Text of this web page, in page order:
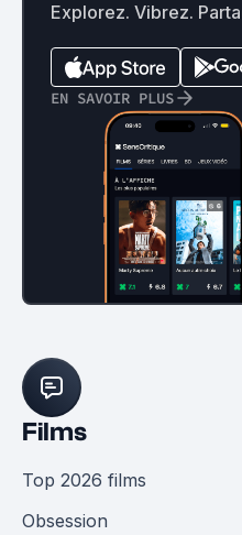
Explorez. Vibrez.
EN SAVOIR PLUS
Films
Top 2026 films
Obsession